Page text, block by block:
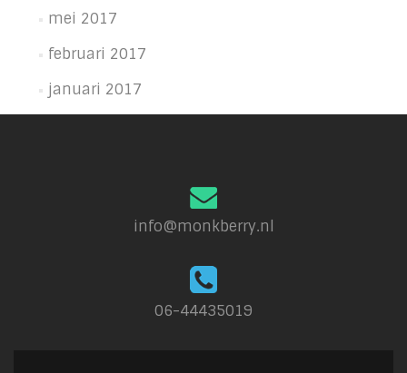
mei 2017
februari 2017
januari 2017
info@monkberry.nl
06-44435019